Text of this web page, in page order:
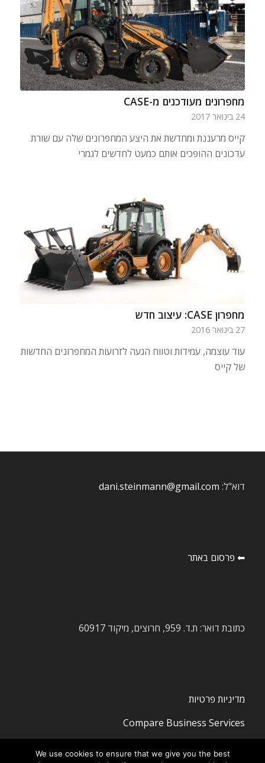
מחפרונים מעודכנים מ-CASE
24 בינואר 2017
קייס מרעננת ומחדשת את היצע המחפרונים שלה עם שורת
עדכונים ההופכים אותם כמעט לחדשים לגמרי
מחפרון CASE: עיצוב חדש
27 בינואר 2016
עוד עוצמה, עמידות וטווח הגעה לזרועות המחפרונים החדשות
של קייס
דוא"ל: dani.steinmann@gmail.com
⬅ פרסום באתר
כתובת דואר: ת.ד. 959, חרוצים, מיקוד 60917
מדיניות פרטיות
Compare Business Services
We use cookies to ensure that we give you the best